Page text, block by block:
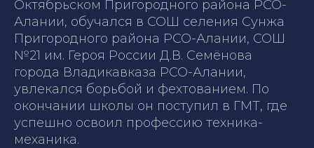
Октябрьском Пригородного района РСО-
Алании, обучался в СОШ селения Сунжа
Пригородного района РСО-Алании, СОШ
№21 им. Героя России Д.В. Семёнова
города Владикавказа РСО-Алании,
увлекался борьбой и фехтованием. По
окончании школы он поступил в ГМТ, где
успешно освоил профессию техника-
механика.